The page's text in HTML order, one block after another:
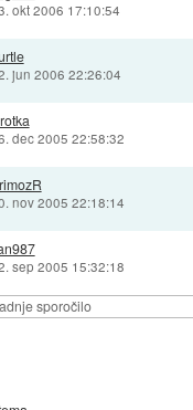
sporočilo
okt 2006 17:10:54
jun 2006 22:26:04
dec 2005 22:58:32
nov 2005 22:18:14
sep 2005 15:32:18